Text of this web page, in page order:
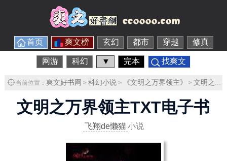
首页 爽文榜 玄幻 都市 穿越 修真
网游 科幻 ▼ 完本 找爽文
当前位置： 爽文好书网 > 科幻小说> 《文明之万界领主》 > 文明之万界领主TXT下载
文明之万界领主TXT电子书
飞翔de懒猫小说